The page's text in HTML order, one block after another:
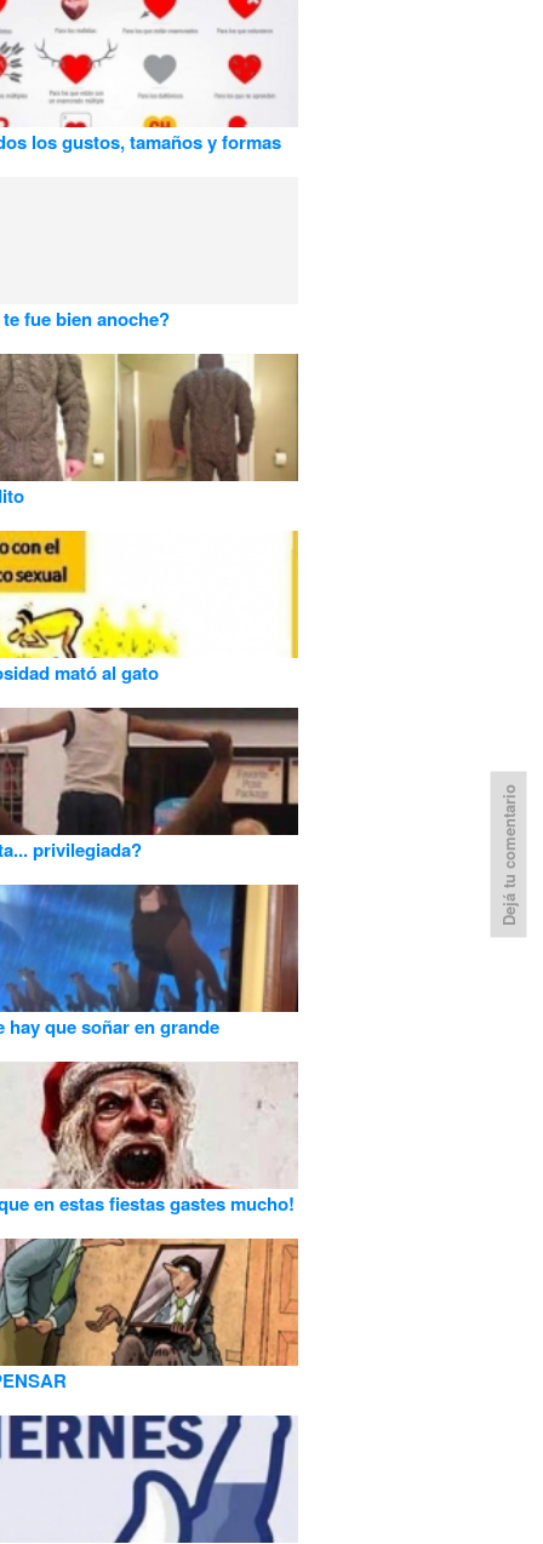
los gustos, tamaños y formas
fue bien anoche?
mató al gato
privilegiada?
hay que soñar en grande
en estas fiestas gastes mucho!
Dejá tu comentario